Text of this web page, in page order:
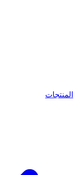
المنتجات